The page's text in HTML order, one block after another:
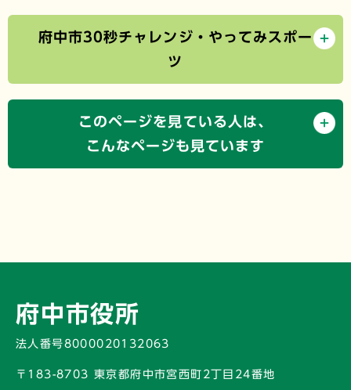
府中市30秒チャレンジ・やってみスポー
ツ
このページを見ている人は、
こんなページも見ています
府中市役所
法人番号8000020132063
〒183-8703 東京都府中市宮西町2丁目24番地